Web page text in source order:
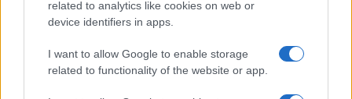
related to analytics like cookies on web or
device identifiers in apps.
I want to allow Google to enable storage
related to functionality of the website or app.
Mercati finanziari: l’impatto dei dati macroeconomici
Linda Pellegrini · 8 Ago 2026